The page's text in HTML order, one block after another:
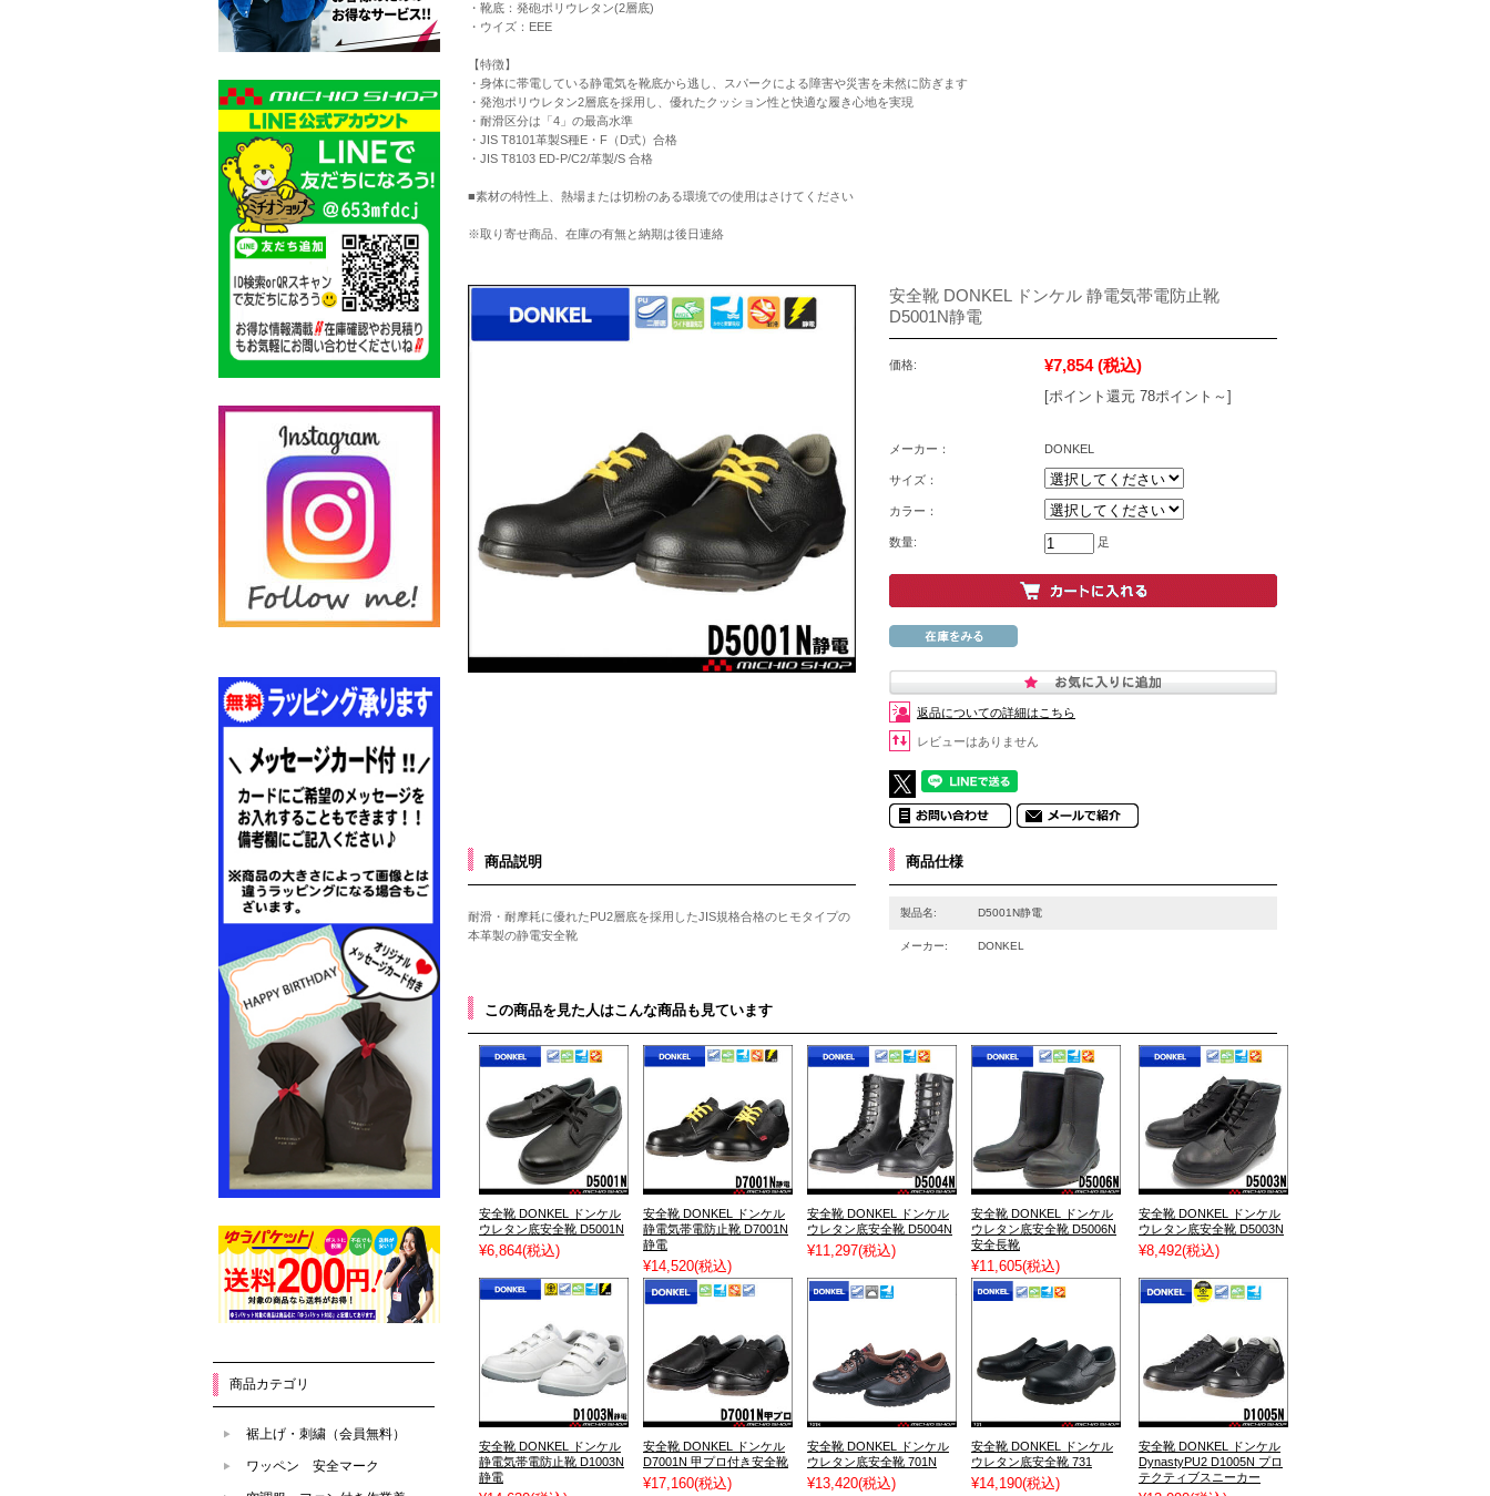
・靴底：発砲ポリウレタン(2層底)
・ウイズ：EEE
【特徴】
・身体に帯電している静電気を靴底から逃し、スパークによる障害や災害を未然に防ぎます
・発泡ポリウレタン2層底を採用し、優れたクッション性と快適な履き心地を実現
・耐滑区分は「4」の最高水準
・JIS T8101革製S種E・F（D式）合格
・JIS T8103 ED-P/C2/革製/S 合格
■素材の特性上、熱場または切粉のある環境での使用はさけてください
※取り寄せ商品、在庫の有無と納期は後日連絡
安全靴 DONKEL ドンケル 静電気帯電防止靴
D5001N静電
価格: ¥7,854 (税込)
[ポイント還元 78ポイント～]
メーカー： DONKEL
サイズ：
カラー：
数量: 足
返品についての詳細はこちら
レビューはありません
商品説明
耐滑・耐摩耗に優れたPU2層底を採用したJIS規格合格のヒモタイプの
本革製の静電安全靴
商品仕様
製品名: D5001N静電
メーカー: DONKEL
この商品を見た人はこんな商品も見ています
安全靴 DONKEL ドンケル
ウレタン底安全靴 D5001N
¥6,864(税込)
安全靴 DONKEL ドンケル
静電気帯電防止靴 D7001N
静電
¥14,520(税込)
安全靴 DONKEL ドンケル
ウレタン底安全靴 D5004N
¥11,297(税込)
安全靴 DONKEL ドンケル
ウレタン底安全靴 D5006N
安全長靴
¥11,605(税込)
安全靴 DONKEL ドンケル
ウレタン底安全靴 D5003N
¥8,492(税込)
安全靴 DONKEL ドンケル
静電気帯電防止靴 D1003N
静電
安全靴 DONKEL ドンケル
D7001N 甲プロ付き安全靴
¥17,160(税込)
安全靴 DONKEL ドンケル
ウレタン底安全靴 701N
¥13,420(税込)
安全靴 DONKEL ドンケル
ウレタン底安全靴 731
¥14,190(税込)
安全靴 DONKEL ドンケル
DynastyPU2 D1005N プロ
テクティブスニーカー
商品カテゴリ
裾上げ・刺繍（会員無料）
ワッペン 安全マーク